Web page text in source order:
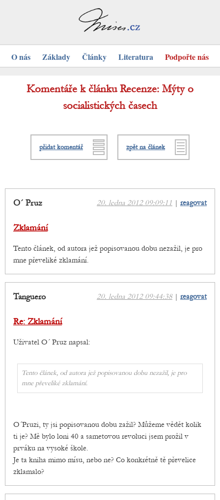
O nás Základy Články Literatura Podpořte nás
Komentáře k článku Recenze: Mýty o
socialistických časech
přidat komentář zpět na článek
20. ledna 2012 09:09:11 | reagovat
O´ Pruz
Zklamání
Tento článek, od autora jež popisovanou dobu nezažil, je pro
mne převeliké zklamání.
20. ledna 2012 09:44:38| reagovat
Tanguero
Re: Zklamání
Uživatel O´ Pruz napsal:
Tento článek, od autora jež popisovanou dobu nezažil, je pro
mne převeliké zklamání.
O´Pruzi, ty jsi popisovanou dobu zažil? Můžeme vědět kolik
ti je? Mě bylo loni 40 a sametovou revoluci jsem prožil v
prváku na vysoké škole.
Je ta kniha mimo mísu, nebo ne? Co konkrétně tě převelice
zklamalo?